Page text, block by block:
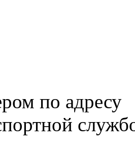
по адресу